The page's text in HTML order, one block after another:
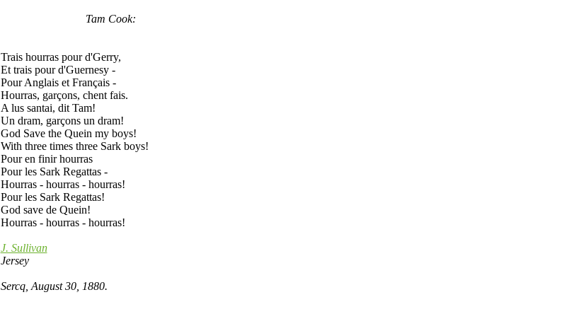
Tam Cook:
Trais hourras pour d'Gerry,
Et trais pour d'Guernesy -
Pour Anglais et Français -
Hourras, garçons, chent fais.
A lus santai, dit Tam!
Un dram, garçons un dram!
God Save the Quein my boys!
With three times three Sark boys!
Pour en finir hourras
Pour les Sark Regattas -
Hourras - hourras - hourras!
Pour les Sark Regattas!
God save de Quein!
Hourras - hourras - hourras!
J. Sullivan
Jersey
Sercq, August 30, 1880.